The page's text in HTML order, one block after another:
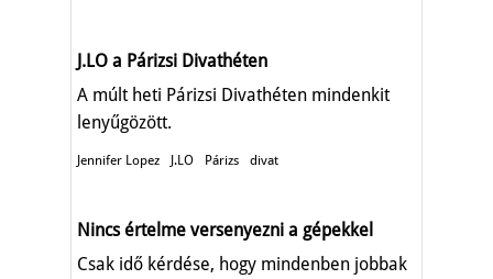
J.LO a Párizsi Divathéten
A múlt heti Párizsi Divathéten mindenkit
lenyűgözött.
Jennifer Lopez J.LO Párizs divat
Nincs értelme versenyezni a gépekkel
Csak idő kérdése, hogy mindenben jobbak